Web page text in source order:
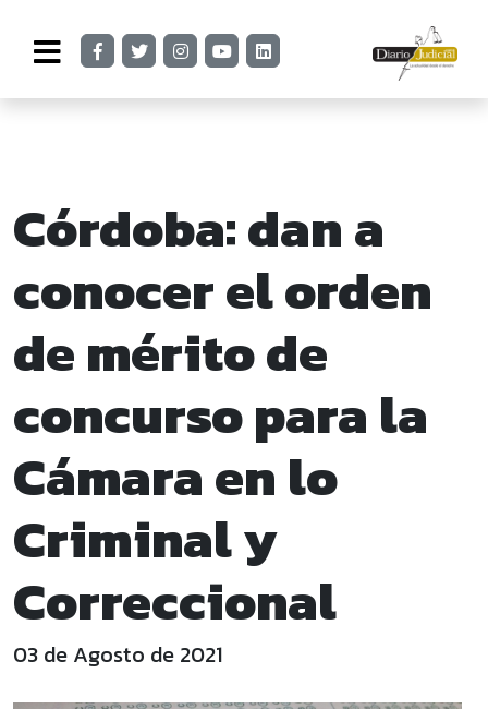
Córdoba: dan a
conocer el orden
de mérito de
concurso para la
Cámara en lo
Criminal y
Correccional
03 de Agosto de 2021